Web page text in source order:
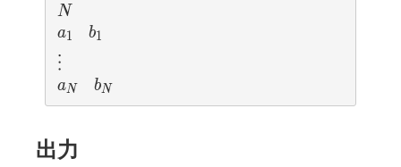
N
N
a_1
a1 b_1
b1
\vdots
⋮
a_N
aN b_N
bN
出力